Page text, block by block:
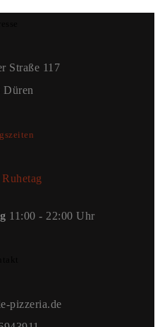
Straße 117
Düren
11:00 - 22:00 Uhr
pizzeria.de